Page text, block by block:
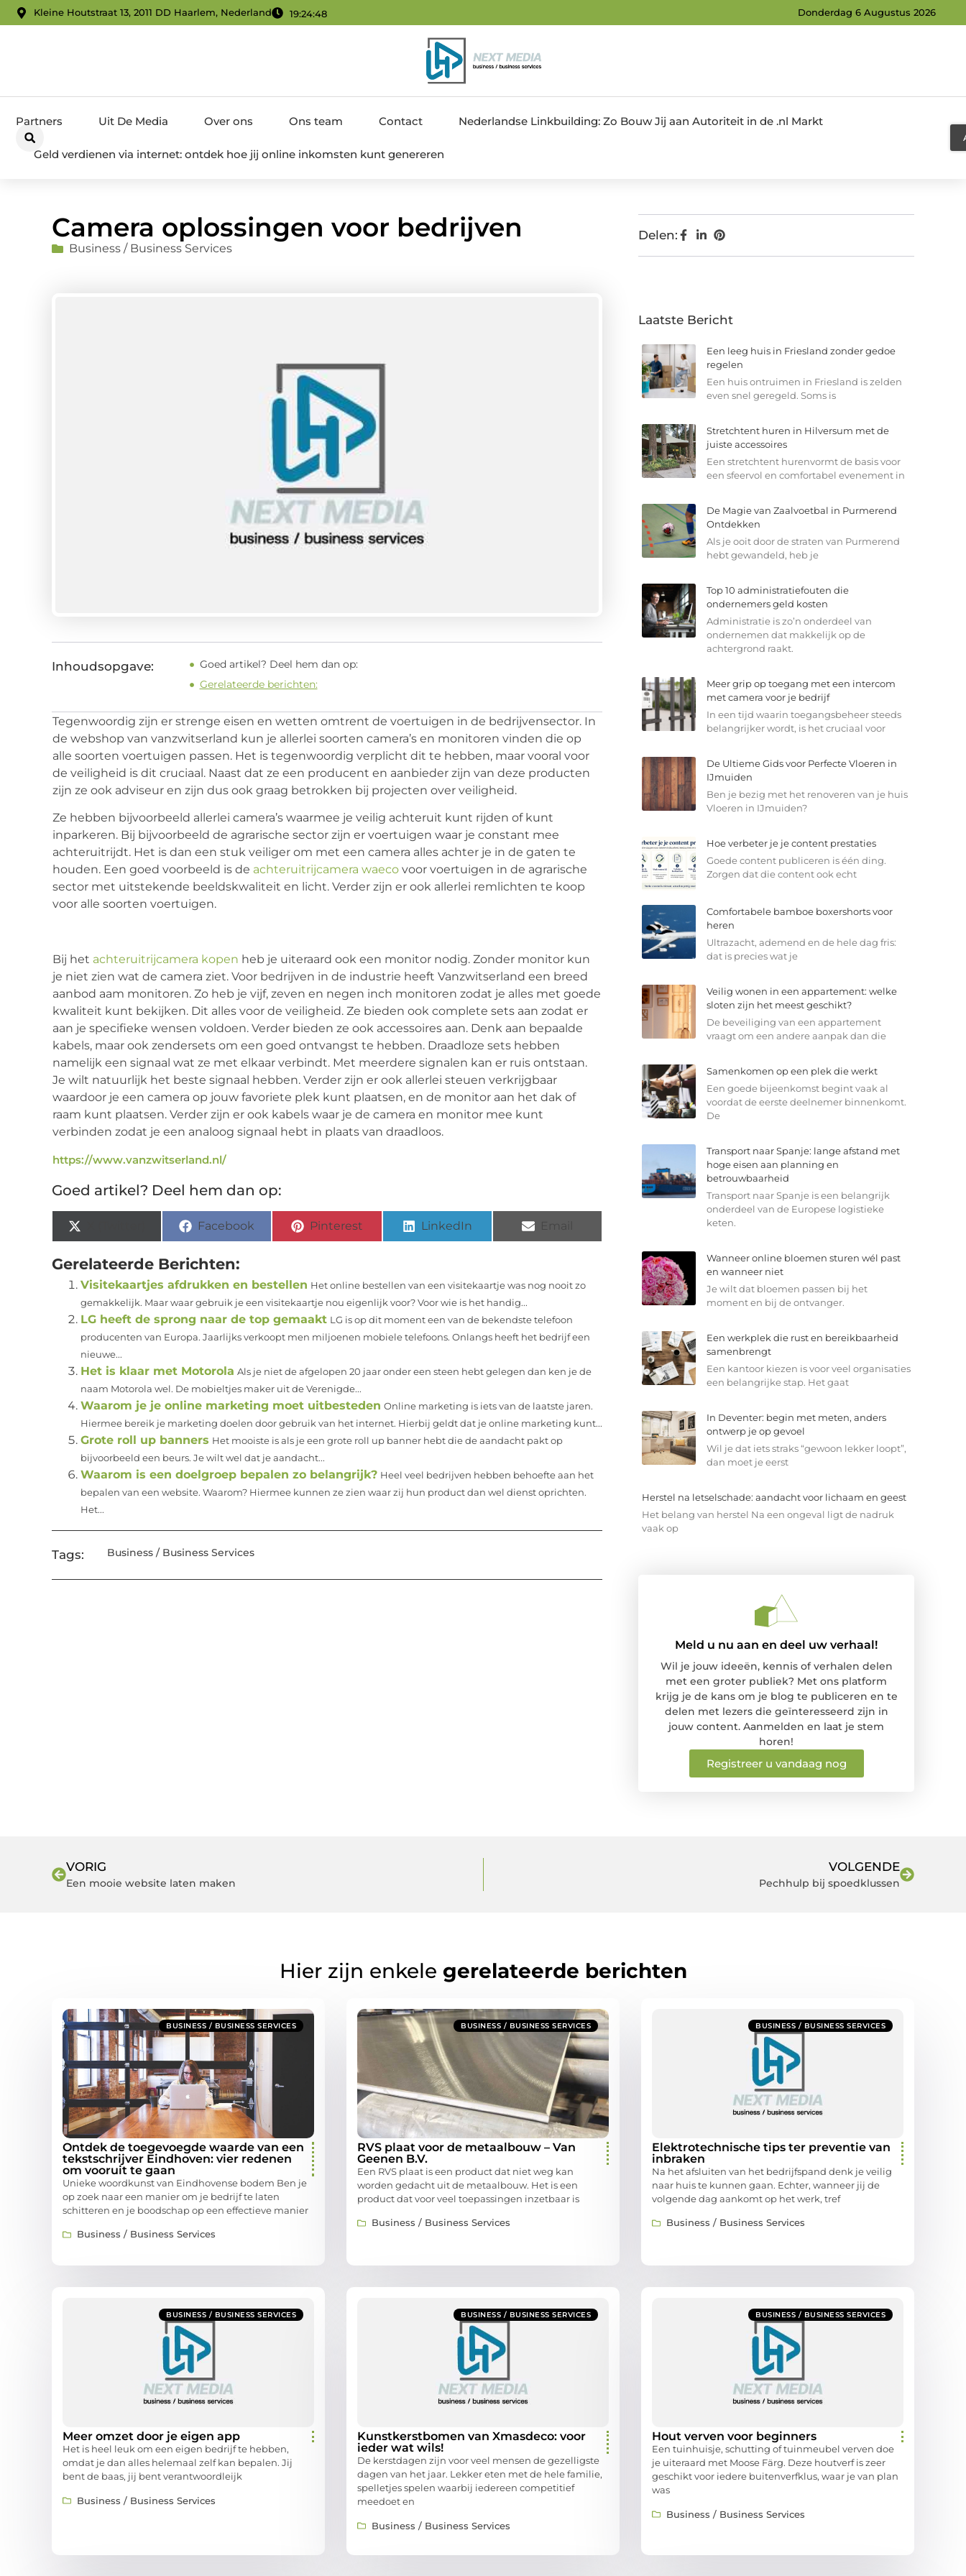
Kleine Houtstraat 13, 2011 DD Haarlem, Nederland 19:24:49 Donderdag 6 Augustus 2026
Partners Uit De Media Over ons Ons team Contact Nederlandse Linkbuilding: Zo Bouw Jij aan Autoriteit in de .nl Markt
Geld verdienen via internet: ontdek hoe jij online inkomsten kunt genereren
Camera oplossingen voor bedrijven
Business / Business Services
Inhoudsopgave:
Goed artikel? Deel hem dan op:
Gerelateerde berichten:
Tegenwoordig zijn er strenge eisen en wetten omtrent de voertuigen in de bedrijvensector. In
de webshop van vanzwitserland kun je allerlei soorten camera’s en monitoren vinden die op
alle soorten voertuigen passen. Het is tegenwoordig verplicht dit te hebben, maar vooral voor
de veiligheid is dit cruciaal. Naast dat ze een producent en aanbieder zijn van deze producten
zijn ze ook adviseur en zijn dus ook graag betrokken bij projecten over veiligheid.
Ze hebben bijvoorbeeld allerlei camera’s waarmee je veilig achteruit kunt rijden of kunt
inparkeren. Bij bijvoorbeeld de agrarische sector zijn er voertuigen waar je constant mee
achteruitrijdt. Het is dan een stuk veiliger om met een camera alles achter je in de gaten te
houden. Een goed voorbeeld is de achteruitrijcamera waeco voor voertuigen in de agrarische
sector met uitstekende beeldskwaliteit en licht. Verder zijn er ook allerlei remlichten te koop
voor alle soorten voertuigen.
Bij het achteruitrijcamera kopen heb je uiteraard ook een monitor nodig. Zonder monitor kun
je niet zien wat de camera ziet. Voor bedrijven in de industrie heeft Vanzwitserland een breed
aanbod aam monitoren. Zo heb je vijf, zeven en negen inch monitoren zodat je alles met goede
kwaliteit kunt bekijken. Dit alles voor de veiligheid. Ze bieden ook complete sets aan zodat er
aan je specifieke wensen voldoen. Verder bieden ze ook accessoires aan. Denk aan bepaalde
kabels, maar ook zendersets om een goed ontvangst te hebben. Draadloze sets hebben
namelijk een signaal wat ze met elkaar verbindt. Met meerdere signalen kan er ruis ontstaan.
Je wilt natuurlijk het beste signaal hebben. Verder zijn er ook allerlei steuen verkrijgbaar
waardoor je een camera op jouw favoriete plek kunt plaatsen, en de monitor aan het dak of
raam kunt plaatsen. Verder zijn er ook kabels waar je de camera en monitor mee kunt
verbinden zodat je een analoog signaal hebt in plaats van draadloos.
https://www.vanzwitserland.nl/
Goed artikel? Deel hem dan op:
Facebook Pinterest LinkedIn
Gerelateerde Berichten:
Visitekaartjes afdrukken en bestellen Het online bestellen van een visitekaartje was nog nooit zo
gemakkelijk. Maar waar gebruik je een visitekaartje nou eigenlijk voor? Voor wie is het handig...
LG heeft de sprong naar de top gemaakt LG is op dit moment een van de bekendste telefoon
producenten van Europa. Jaarlijks verkoopt men miljoenen mobiele telefoons. Onlangs heeft het bedrijf een
nieuwe...
Het is klaar met Motorola Als je niet de afgelopen 20 jaar onder een steen hebt gelegen dan ken je de
naam Motorola wel. De mobieltjes maker uit de Verenigde...
Waarom je je online marketing moet uitbesteden Online marketing is iets van de laatste jaren.
Hiermee bereik je marketing doelen door gebruik van het internet. Hierbij geldt dat je online marketing kunt...
Grote roll up banners Het mooiste is als je een grote roll up banner hebt die de aandacht pakt op
bijvoorbeeld een beurs. Je wilt wel dat je aandacht...
Waarom is een doelgroep bepalen zo belangrijk? Heel veel bedrijven hebben behoefte aan het
bepalen van een website. Waarom? Hiermee kunnen ze zien waar zij hun product dan wel dienst oprichten.
Het...
Tags: Business / Business Services
Delen:
Laatste Bericht
Een leeg huis in Friesland zonder gedoe
regelen
Een huis ontruimen in Friesland is zelden
even snel geregeld. Soms is
Stretchtent huren in Hilversum met de
juiste accessoires
Een stretchtent hurenvormt de basis voor
een sfeervol en comfortabel evenement in
De Magie van Zaalvoetbal in Purmerend
Ontdekken
Als je ooit door de straten van Purmerend
hebt gewandeld, heb je
Top 10 administratiefouten die
ondernemers geld kosten
Administratie is zo’n onderdeel van
ondernemen dat makkelijk op de
achtergrond raakt.
Meer grip op toegang met een intercom
met camera voor je bedrijf
In een tijd waarin toegangsbeheer steeds
belangrijker wordt, is het cruciaal voor
De Ultieme Gids voor Perfecte Vloeren in
IJmuiden
Ben je bezig met het renoveren van je huis
Vloeren in IJmuiden?
Hoe verbeter je je content prestaties
Goede content publiceren is één ding.
Zorgen dat die content ook echt
Comfortabele bamboe boxershorts voor
heren
Ultrazacht, ademend en de hele dag fris:
dat is precies wat je
Veilig wonen in een appartement: welke
sloten zijn het meest geschikt?
De beveiliging van een appartement
vraagt om een andere aanpak dan die
Samenkomen op een plek die werkt
Een goede bijeenkomst begint vaak al
voordat de eerste deelnemer binnenkomt.
De
Transport naar Spanje: lange afstand met
hoge eisen aan planning en
betrouwbaarheid
Transport naar Spanje is een belangrijk
onderdeel van de Europese logistieke
keten.
Wanneer online bloemen sturen wél past
en wanneer niet
Je wilt dat bloemen passen bij het
moment en bij de ontvanger.
Een werkplek die rust en bereikbaarheid
samenbrengt
Een kantoor kiezen is voor veel organisaties
een belangrijke stap. Het gaat
In Deventer: begin met meten, anders
ontwerp je op gevoel
Wil je dat iets straks “gewoon lekker loopt”,
dan moet je eerst
Herstel na letselschade: aandacht voor lichaam en geest
Het belang van herstel Na een ongeval ligt de nadruk
vaak op
Meld u nu aan en deel uw verhaal!
Wil je jouw ideeën, kennis of verhalen delen
met een groter publiek? Met ons platform
krijg je de kans om je blog te publiceren en te
delen met lezers die geïnteresseerd zijn in
jouw content. Aanmelden en laat je stem
horen!
Registreer u vandaag nog
VORIG
Een mooie website laten maken
VOLGENDE
Pechhulp bij spoedklussen
Hier zijn enkele gerelateerde berichten
BUSINESS / BUSINESS SERVICES
Ontdek de toegevoegde waarde van een
tekstschrijver Eindhoven: vier redenen
om vooruit te gaan
Unieke woordkunst van Eindhovense bodem Ben je
op zoek naar een manier om je bedrijf te laten
schitteren en je boodschap op een effectieve manier
Business / Business Services
BUSINESS / BUSINESS SERVICES
RVS plaat voor de metaalbouw – Van
Geenen B.V.
Een RVS plaat is een product dat niet weg kan
worden gedacht uit de metaalbouw. Het is een
product dat voor veel toepassingen inzetbaar is
Business / Business Services
BUSINESS / BUSINESS SERVICES
Elektrotechnische tips ter preventie van
inbraken
Na het afsluiten van het bedrijfspand denk je veilig
naar huis te kunnen gaan. Echter, wanneer jij de
volgende dag aankomt op het werk, tref
Business / Business Services
BUSINESS / BUSINESS SERVICES
Meer omzet door je eigen app
Het is heel leuk om een eigen bedrijf te hebben,
omdat je dan alles helemaal zelf kan bepalen. Jij
bent de baas, jij bent verantwoordleijk
Business / Business Services
BUSINESS / BUSINESS SERVICES
Kunstkerstbomen van Xmasdeco: voor
ieder wat wils!
De kerstdagen zijn voor veel mensen de gezelligste
dagen van het jaar. Lekker eten met de hele familie,
spelletjes spelen waarbij iedereen competitief
meedoet en
Business / Business Services
BUSINESS / BUSINESS SERVICES
Hout verven voor beginners
Een tuinhuisje, schutting of tuinmeubel verven doe
je uiteraard met Moose Färg. Deze houtverf is zeer
geschikt voor iedere buitenverfklus, waar je van plan
was
Business / Business Services